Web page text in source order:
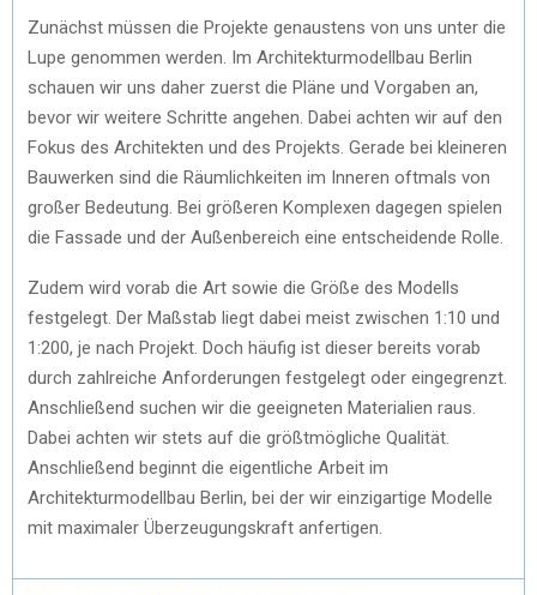
Zunächst müssen die Projekte genaustens von uns unter die
Lupe genommen werden. Im Architekturmodellbau Berlin
schauen wir uns daher zuerst die Pläne und Vorgaben an,
bevor wir weitere Schritte angehen. Dabei achten wir auf den
Fokus des Architekten und des Projekts. Gerade bei kleineren
Bauwerken sind die Räumlichkeiten im Inneren oftmals von
großer Bedeutung. Bei größeren Komplexen dagegen spielen
die Fassade und der Außenbereich eine entscheidende Rolle.
Zudem wird vorab die Art sowie die Größe des Modells
festgelegt. Der Maßstab liegt dabei meist zwischen 1:10 und
1:200, je nach Projekt. Doch häufig ist dieser bereits vorab
durch zahlreiche Anforderungen festgelegt oder eingegrenzt.
Anschließend suchen wir die geeigneten Materialien raus.
Dabei achten wir stets auf die größtmögliche Qualität.
Anschließend beginnt die eigentliche Arbeit im
Architekturmodellbau Berlin, bei der wir einzigartige Modelle
mit maximaler Überzeugungskraft anfertigen.